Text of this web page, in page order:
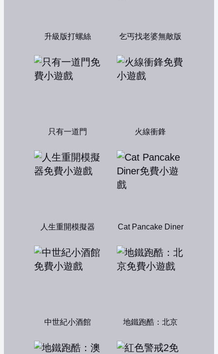
升級版打螺絲 乞丐找老婆無敵版
只有一道門 火線衝鋒
人生重開模擬器 Cat Pancake Diner
中世紀小酒館 地鐵跑酷：北京